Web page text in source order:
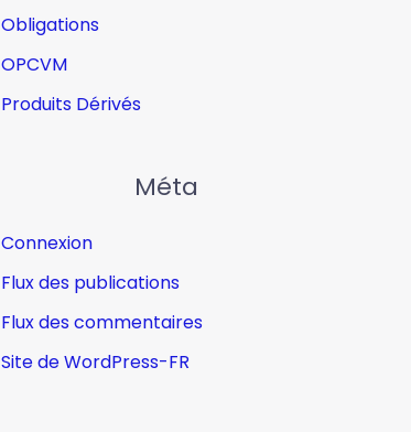
Obligations
OPCVM
Produits Dérivés
Méta
Connexion
Flux des publications
Flux des commentaires
Site de WordPress-FR